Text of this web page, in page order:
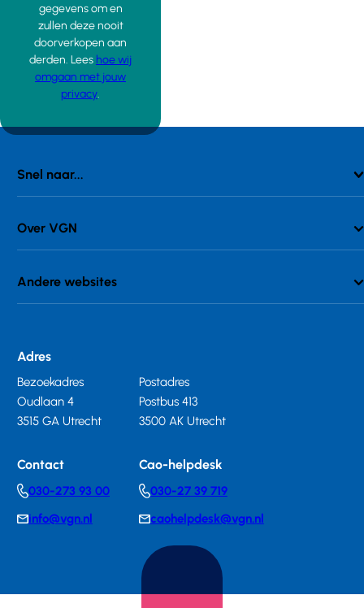
gegevens om en
zullen deze nooit
doorverkopen aan
derden. Lees hoe wij
omgaan met jouw
privacy.
Snel naar...
Over VGN
Andere websites
Adres
Bezoekadres
Oudlaan 4
3515 GA Utrecht
Postadres
Postbus 413
3500 AK Utrecht
Contact
Telephonenumber
030-273 93 00
E-info@vgn.nl
Cao-helpdesk
Telephonenumber
030-27 39 719
E-caohelpdesk@vgn.nl